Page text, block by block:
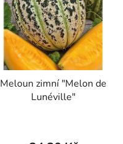
Meloun zimní "Melon de
Lunéville"